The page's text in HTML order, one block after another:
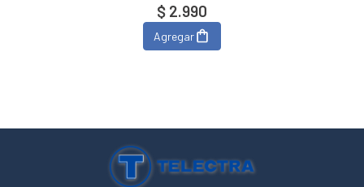
$ 2.990
Agregar